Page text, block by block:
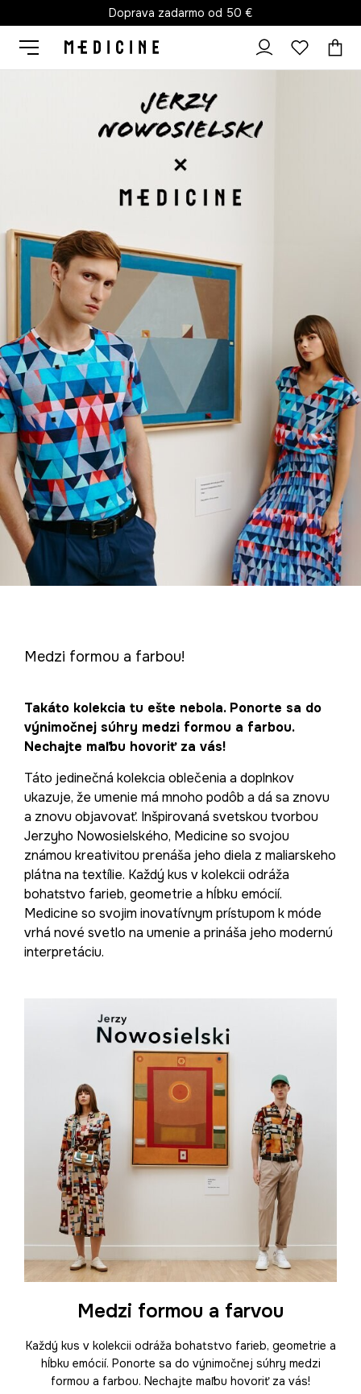
Doprava zadarmo od 50 €
Medzi formou a farbou!
Takáto kolekcia tu ešte nebola. Ponorte sa do
výnimočnej súhry medzi formou a farbou.
Nechajte maľbu hovoriť za vás!
Táto jedinečná kolekcia oblečenia a doplnkov
ukazuje, že umenie má mnoho podôb a dá sa znovu
a znovu objavovať. Inšpirovaná svetskou tvorbou
Jerzyho Nowosielského, Medicine so svojou
známou kreativitou prenáša jeho diela z maliarskeho
plátna na textílie. Každý kus v kolekcii odráža
bohatstvo farieb, geometrie a hĺbku emócií.
Medicine so svojim inovatívnym prístupom k móde
vrhá nové svetlo na umenie a prináša jeho modernú
interpretáciu.
Medzi formou a farvou
Každý kus v kolekcii odráža bohatstvo farieb, geometrie a
hĺbku emócií. Ponorte sa do výnimočnej súhry medzi
formou a farbou. Nechajte maľbu hovoriť za vás!